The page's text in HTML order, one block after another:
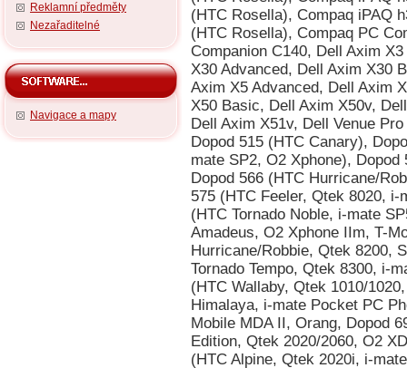
Reklamní předměty
Nezařaditelné
Navigace a mapy